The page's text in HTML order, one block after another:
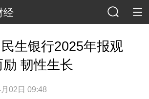
经
生银行2025年报观
韧性生长
02日 09:48